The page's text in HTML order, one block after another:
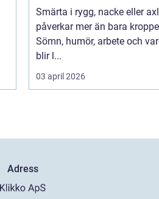
Smärta i rygg, nacke eller
påverkar mer än bara
Sömn, humör, arbete och
blir l...
03 april 2026
Adress